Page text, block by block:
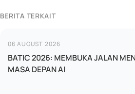
BERITA TERKAIT
06 AUGUST 2026
BATIC 2026: MEMBUKA JALAN
MASA DEPAN AI